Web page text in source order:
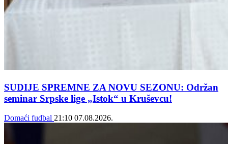
SUDIJE SPREMNE ZA NOVU SEZONU: Održan
seminar Srpske lige „Istok“ u Kruševcu!
Domaći fudbal 21:10 07.08.2026.